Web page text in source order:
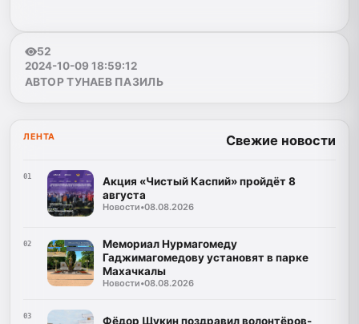
52
2024-10-09 18:59:12
АВТОР ТУНАЕВ ПАЗИЛЬ
ЛЕНТА Свежие новости
01
Акция «Чистый Каспий» пройдёт 8
августа
Новости•08.08.2026
02
Мемориал Нурмагомеду
Гаджимагомедову установят в парке
Махачкалы
Новости•08.08.2026
03
Фёдор Щукин поздравил волонтёров-